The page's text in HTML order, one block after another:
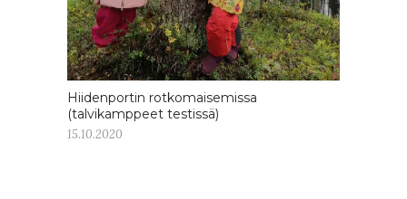
Hiidenportin rotkomaisemissa
(talvikamppeet testissä)
15.10.2020